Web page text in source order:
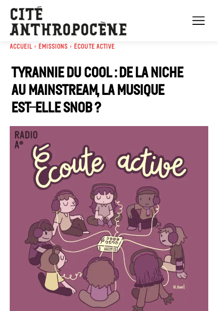
Accueil Émissions Écoute active
Tyrannie du cool : de la niche
au mainstream, la musique
est-elle snob ?